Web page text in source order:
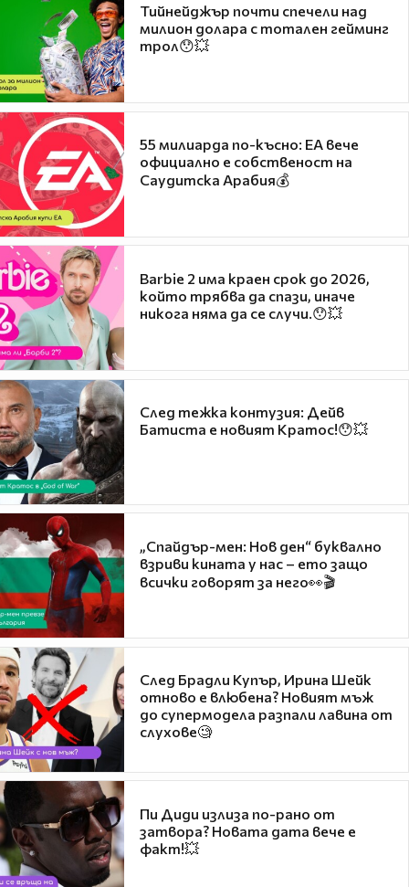
Тийнейджър почти спечели над
милион долара с тотален гейминг
трол😯💥
55 милиарда по-късно: EA вече
официално е собственост на
Саудитска Арабия💰
Barbie 2 има краен срок до 2026,
който трябва да спази, иначе
никога няма да се случи.😯💥
След тежка контузия: Дейв
Батиста е новият Кратос!😯💥
„Спайдър-мен: Нов ден“ буквално
взриви кината у нас – ето защо
всички говорят за него👀🎬
След Брадли Купър, Ирина Шейк
отново е влюбена? Новият мъж
до супермодела разпали лавина от
слухове🧐
Пи Диди излиза по-рано от
затвора? Новата дата вече е
факт!💥